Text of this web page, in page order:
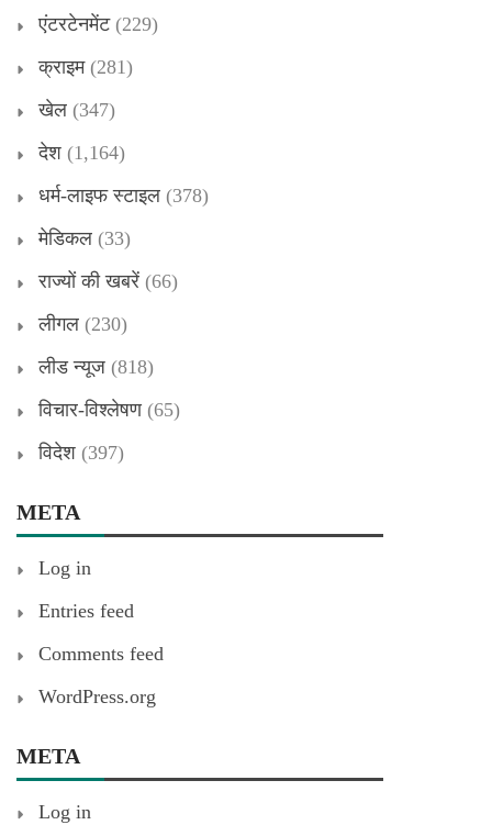
एंटरटेनमेंट(229)
क्राइम(281)
खेल (347)
देश (1,164)
धर्म-लाइफ स्टाइल (378)
मेडिकल (33)
राज्यों की खबरें (66)
लीगल (230)
लीड न्यूज (818)
विचार-विश्लेषण(65)
विदेश (397)
META
Log in
Entries feed
Comments feed
WordPress.org
META
Log in